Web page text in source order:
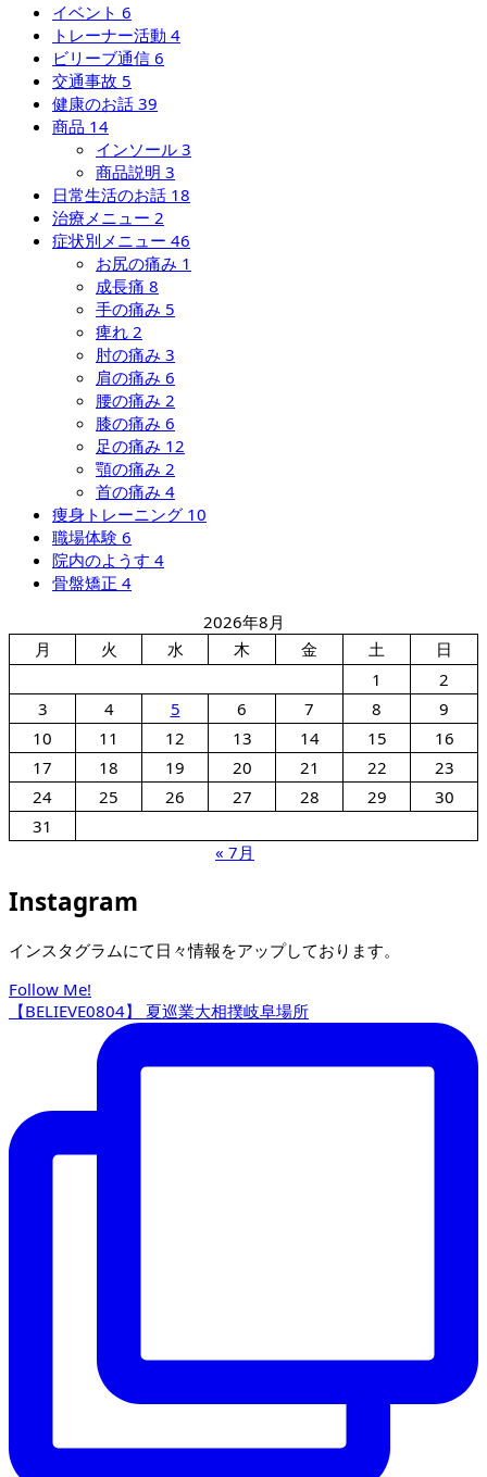
イベント 6
トレーナー活動 4
ビリーブ通信 6
交通事故 5
健康のお話 39
商品 14
インソール 3
商品説明 3
日常生活のお話 18
治療メニュー 2
症状別メニュー 46
お尻の痛み 1
成長痛 8
手の痛み 5
痺れ 2
肘の痛み 3
肩の痛み 6
腰の痛み 2
膝の痛み 6
足の痛み 12
顎の痛み 2
首の痛み 4
痩身トレーニング 10
職場体験 6
院内のようす 4
骨盤矯正 4
2026年8月
月
火 水 木 金 土
日
1
2
3
4 5 6 7 8
9
10
11 12 13 14 15
16
17
18 19 20 21 22
23
24
25 26 27 28 29
30
31
« 7月
Instagram
インスタグラムにて日々情報をアップしております。
Follow Me!
【BELIEVE0804】 夏巡業大相撲岐阜場所